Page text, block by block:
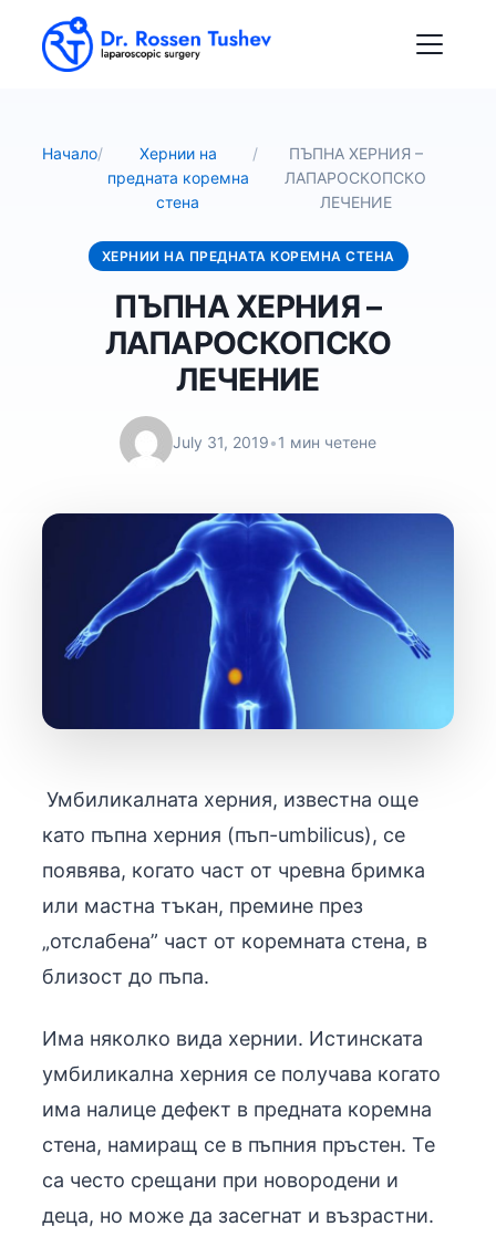
Начало/
Хернии на
предната коремна
стена
/
ПЪПНА ХЕРНИЯ –
ЛАПАРОСКОПСКО
ЛЕЧЕНИЕ
ХЕРНИИ НА ПРЕДНАТА КОРЕМНА СТЕНА
ПЪПНА ХЕРНИЯ –
ЛАПАРОСКОПСКО
ЛЕЧЕНИЕ
July 31, 2019•1 мин четене
Умбиликалната херния, известна още
като пъпна херния (пъп-umbilicus), се
появява, когато част от чревна бримка
или мастна тъкан, премине през
„отслабена” част от коремната стена, в
близост до пъпа.
Има няколко вида хернии. Истинската
умбиликална херния се получава когато
има налице дефект в предната коремна
стена, намиращ се в пъпния пръстен. Те
са често срещани при новородени и
деца, но може да засегнат и възрастни.